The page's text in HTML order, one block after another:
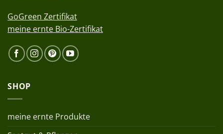
GoGreen Zertifikat
meine ernte Bio-Zertifikat
SHOP
meine ernte Produkte